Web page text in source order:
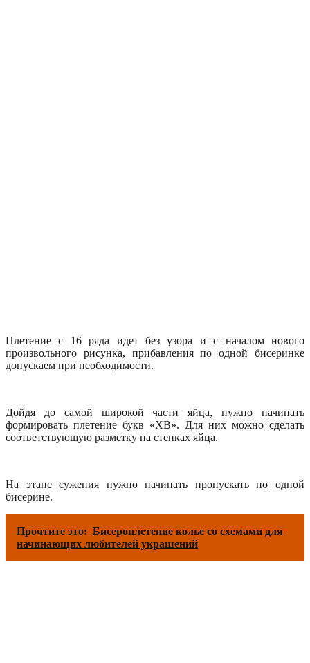
Плетение с 16 ряда идет без узора и с началом нового
произвольного рисунка, прибавления по одной бисеринке
допускаем при необходимости.
Дойдя до самой широкой части яйца, нужно начинать
формировать плетение букв «ХВ». Для них можно сделать
соответствующую разметку на стенках яйца.
На этапе сужения нужно начинать пропускать по одной
бисерине.
Прочтите это: Бисероплетение колье со схемами для
начинающих любителей украшений